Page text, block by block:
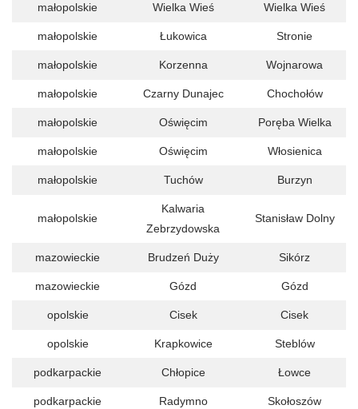
małopolskie Wielka Wieś Wielka Wieś
małopolskie Łukowica Stronie
małopolskie Korzenna Wojnarowa
małopolskie Czarny Dunajec Chochołów
małopolskie Oświęcim Poręba Wielka
małopolskie Oświęcim Włosienica
małopolskie Tuchów Burzyn
małopolskie
Kalwaria
Zebrzydowska
Stanisław Dolny
mazowieckie Brudzeń Duży Sikórz
mazowieckie Gózd Gózd
opolskie Cisek Cisek
opolskie Krapkowice Steblów
podkarpackie Chłopice Łowce
podkarpackie Radymno Skołoszów